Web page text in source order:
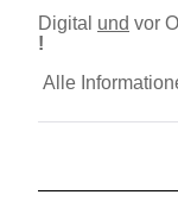
Digital und vor
!
Alle